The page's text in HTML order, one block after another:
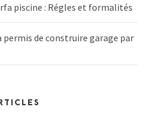
piscine : Régles et formalités
de construire garage par